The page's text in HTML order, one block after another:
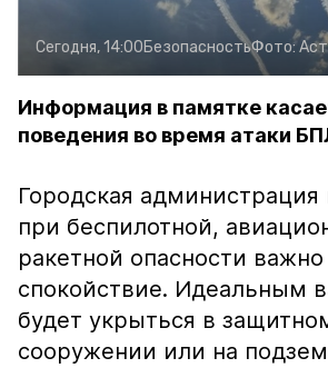
Сегодня, 14:00БезопасностьФото:
Информация в памятке
поведения во время атаки
Городская администрация
при беспилотной,
ракетной опасности важно
спокойствие. Идеальным
будет укрыться в
сооружении или на